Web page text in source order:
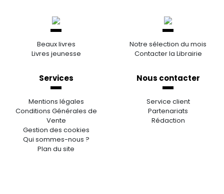
Beaux livres
Livres jeunesse
Notre sélection du mois
Contacter la Librairie
Services
Mentions légales
Conditions Générales de
Vente
Gestion des cookies
Qui sommes-nous ?
Plan du site
Nous contacter
Service client
Partenariats
Rédaction